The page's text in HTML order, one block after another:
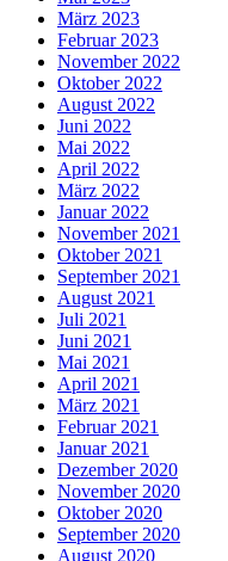
März 2023
Februar 2023
November 2022
Oktober 2022
August 2022
Juni 2022
Mai 2022
April 2022
März 2022
Januar 2022
November 2021
Oktober 2021
September 2021
August 2021
Juli 2021
Juni 2021
Mai 2021
April 2021
März 2021
Februar 2021
Januar 2021
Dezember 2020
November 2020
Oktober 2020
September 2020
August 2020